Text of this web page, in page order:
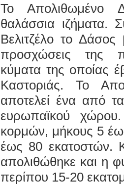
Το Απολιθωμένο
θαλάσσια ιζήματα.
Βελιτζέλο το Δάσος
προσχώσεις της
κύματα της οποίας
Καστοριάς. Το
αποτελεί ένα από
ευρωπαϊκού
κορμών, μήκους 5
έως 80 εκατοστών.
απολιθώθηκε και η
περίπου 15-20